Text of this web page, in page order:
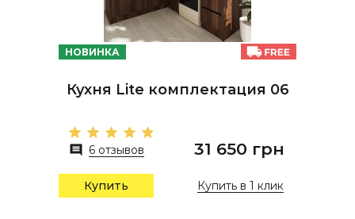
НОВИНКА
Кухня Lite комплектация 06
6 отзывов 31 650 грн
Купить Купить в 1 клик